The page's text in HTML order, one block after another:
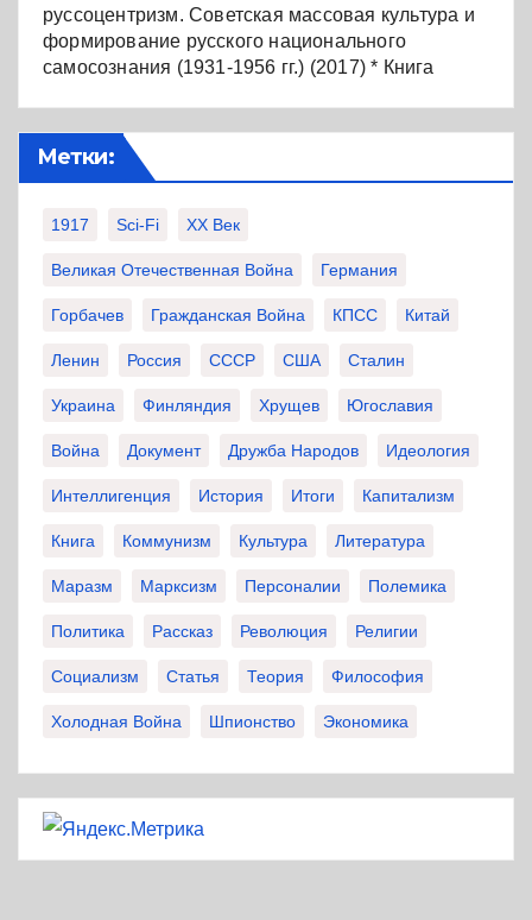
руссоцентризм. Советская массовая культура и
формирование русского национального
самосознания (1931-1956 гг.) (2017) * Книга
Метки:
1917 Sci-Fi XX Век
Великая Отечественная Война Германия
Горбачев Гражданская Война КПСС Китай
Ленин Россия СССР США Сталин
Украина Финляндия Хрущев Югославия
Война Документ Дружба Народов Идеология
Интеллигенция История Итоги Капитализм
Книга Коммунизм Культура Литература
Маразм Марксизм Персоналии Полемика
Политика Рассказ Революция Религии
Социализм Статья Теория Философия
Холодная Война Шпионство Экономика